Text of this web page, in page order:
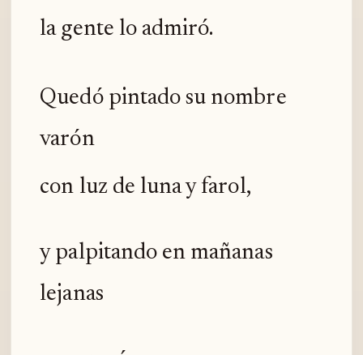
la gente lo admiró.
Quedó pintado su nombre
varón
con luz de luna y farol,
y palpitando en mañanas
lejanas